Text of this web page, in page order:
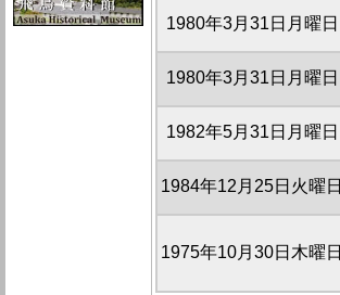
1980年3月31日月曜日
1980年3月31日月曜日
1982年5月31日月曜日
1984年12月25日火曜日
1975年10月30日木曜日